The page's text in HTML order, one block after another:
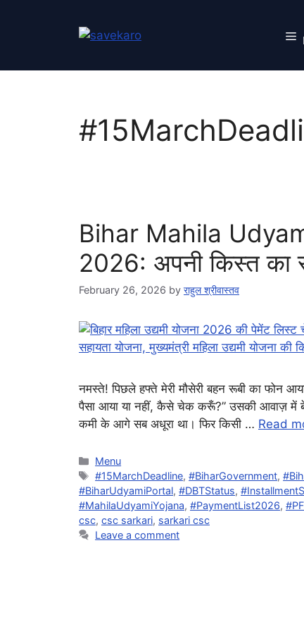
Bihar Mahila
2026: अपनी किस्त
February 26, 2026 by राहुल श्रीवास्तव
नमस्ते! पिछले हफ्ते मेरी मौसेरी बहन रूबी का फोन
पैसा आया या नहीं, कैसे चेक करूँ?” उसकी आवाज़ में
कमी के आगे सब अधूरा था। फिर किसी … Read
Categories
Menu
Tags
#15MarchDeadline,#BiharGovernment,
#BiharUdyamiPortal, #DBTStatus,
#MahilaUdyamiYojana, #PaymentList2026,
csc, csc sarkari, sarkari csc
Leave a comment